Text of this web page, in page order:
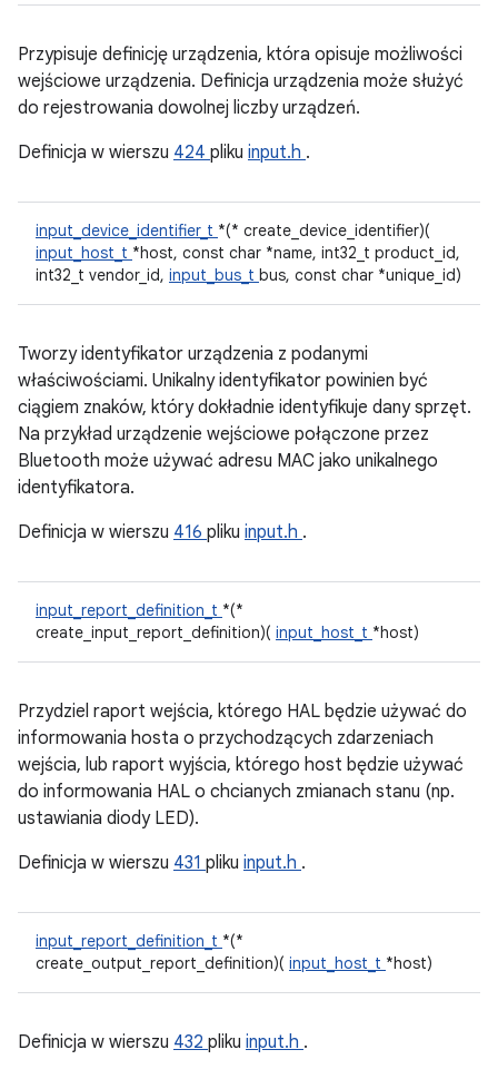
Przypisuje definicję urządzenia, która opisuje możliwości
wejściowe urządzenia. Definicja urządzenia może służyć
do rejestrowania dowolnej liczby urządzeń.
Definicja w wierszu 424 pliku input.h .
input_device_identifier_t *(* create_device_identifier)(
input_host_t *host, const char *name, int32_t product_id,
int32_t vendor_id, input_bus_t bus, const char *unique_id)
Tworzy identyfikator urządzenia z podanymi
właściwościami. Unikalny identyfikator powinien być
ciągiem znaków, który dokładnie identyfikuje dany sprzęt.
Na przykład urządzenie wejściowe połączone przez
Bluetooth może używać adresu MAC jako unikalnego
identyfikatora.
Definicja w wierszu 416 pliku input.h .
input_report_definition_t *(*
create_input_report_definition)( input_host_t *host)
Przydziel raport wejścia, którego HAL będzie używać do
informowania hosta o przychodzących zdarzeniach
wejścia, lub raport wyjścia, którego host będzie używać
do informowania HAL o chcianych zmianach stanu (np.
ustawiania diody LED).
Definicja w wierszu 431 pliku input.h .
input_report_definition_t *(*
create_output_report_definition)( input_host_t *host)
Definicja w wierszu 432 pliku input.h .